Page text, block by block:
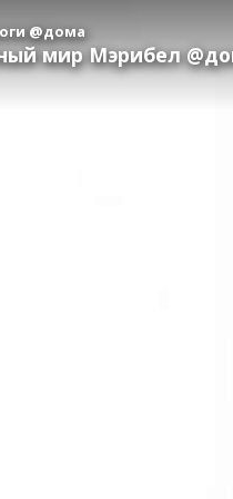
@дома
мир Мэрибел